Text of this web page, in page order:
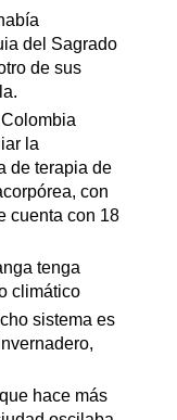
del Sagrado
de sus
la
de terapia de
con
cuenta con 18
tenga
climático
sistema es
hace más